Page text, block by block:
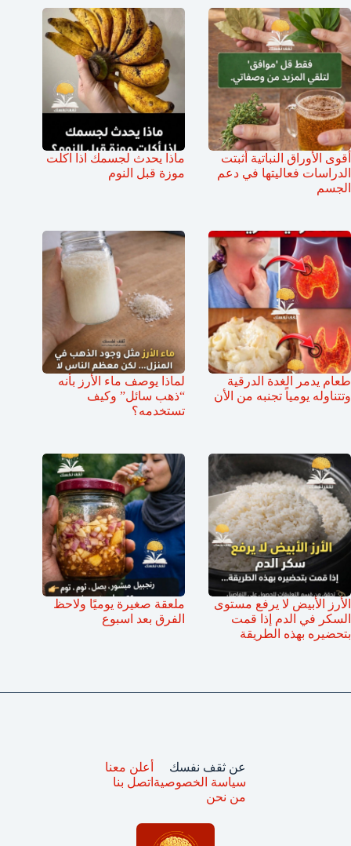
أقوى الأوراق النباتية أثبتت
الدراسات فعاليتها في دعم
الجسم
ماذا يحدث لجسمك اذا اكلت
موزة قبل النوم
طعام يدمر الغدة الدرقية
وتتناوله يومياً تجنبه من الأن
لماذا يوصف ماء الأرز بأنه
“ذهب سائل” وكيف
تستخدمه؟
الأرز الأبيض لا يرفع مستوى
السكر في الدم إذا قمت
بتحضيره بهذه الطريقة
ملعقة صغيرة يوميًا ولاحظ
الفرق بعد اسبوع
عن ثقف نفسك
سياسة الخصوصية
من نحن
أعلن معنا
اتصل بنا